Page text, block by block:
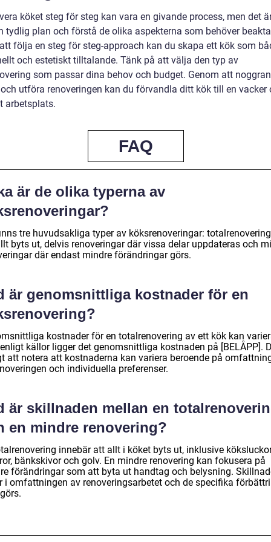
köket steg för steg kan vara en givande process, men det
tydlig plan och förstå de olika aspekterna som behöver
följa en steg för steg-approach kan du skapa ett kök som
och estetiskt tilltalande. Tänk på att välja den typ av
som passar dina behov och budget. Genom att
utföra renoveringen kan du förvandla ditt kök till en vacker
arbetsplats.
FAQ
är de olika typerna av
tre huvudsakliga typer av köksrenoveringar:
byts ut, delvis renoveringar där vissa delar uppdateras och
där endast mindre förändringar görs.
är genomsnittliga kostnader för en
kostnader för en totalrenovering av ett kök kan
källor ligger det genomsnittliga kostnaden på [BELÅPP].
att notera att kostnaderna kan variera beroende på
och individuella preferenser.
är skillnaden mellan en
en mindre renovering?
innebär att allt i köket byts ut, inklusive
bänkskivor och golv. En mindre renovering kan fokusera på
förändringar som att byta ut handtag och belysning.
i omfattningen av renoveringsarbetet och de specifika